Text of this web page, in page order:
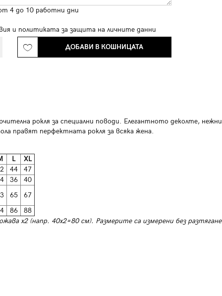
4 до 10 работни дни
и политиката за защита на личните данни
ДОБАВИ В КОШНИЦАТА
рокля за специални поводи. Елегантното деколте, нежни
правят перфектната рокля за всяка жена.
L
XL
44
47
36
40
65
67
86
88
х2 (напр. 40х2=80 см). Размерите са измерени без разтягане